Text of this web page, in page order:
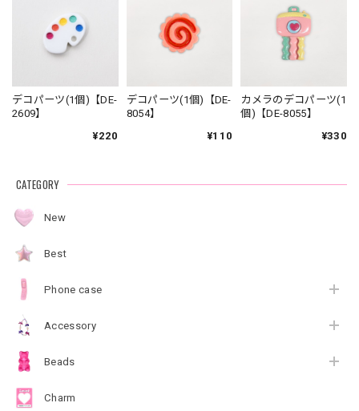
デコパーツ(1個)【DE-
2609】
¥220
デコパーツ(1個)【DE-
8054】
¥110
カメラのデコパーツ(1
個)【DE-8055】
¥330
CATEGORY
New
Best
Phone case
Accessory
Beads
Charm